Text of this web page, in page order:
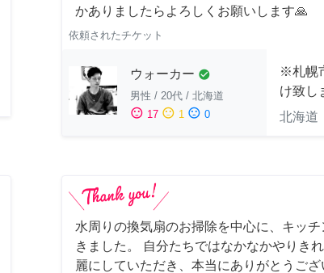
かありましたらよろしくお願いします🙏
依頼されたチケット
ウォーカー check_circle
男性 / 20代 / 北海道
sentiment_satisfied 17 sentiment_neutral 1 sentiment_dissatisfied 0
※札幌
け致し
北海道
水周りの換気扇のお掃除を中心に、キッ
きました。 自分たちではなかなかやりき
麗にしていただき、本当にありがとうござ